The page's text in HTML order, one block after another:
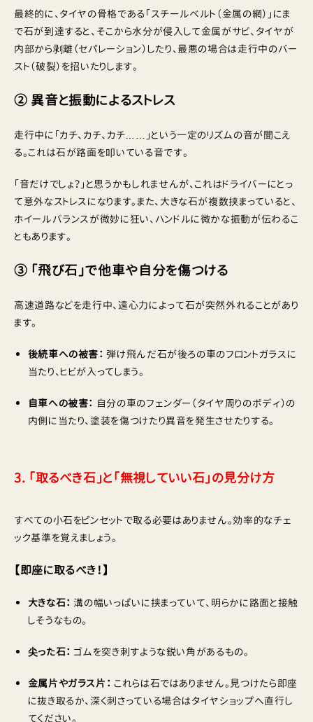
最終的に、タイヤの骨格である「スチールベルト（金属の網）」にま
で石が到達すると、そこから水分が侵入して金属がサビ、タイヤが
内部から剥離（セパレーション）したり、最悪の場合は走行中のバー
スト（破裂）を招いたりします。
② 異音と振動によるストレス
走行中に「カチ、カチ、カチ……」という一定のリズムの音が聞こえ
る。これは石が路面を叩いている音です。
「音だけでしょ？」と思うかもしれませんが、これはドライバーにとっ
て意外なストレスになります。また、大きな石が複数挟まっていると、
ホイールバランスが微妙に狂い、ハンドルに微かな振動が伝わるこ
ともあります。
③ 「飛び石」で他車や自分を傷つける
高速道路などを走行中、遠心力によって石が突然外れることがあり
ます。
後続車への被害： 弾け飛んだ石が後ろの車のフロントガラスに
当たり、ヒビが入ってしまう。
自車への被害： 自分の車のフェンダー（タイヤ周りのボディ）の
内側に当たり、塗装を傷つけたり異音を発生させたりする。
3. 「取るべき石」と「無視していい石」の見分け方
すべての小石をピンセットで取る必要はありません。効率的なチェ
ック基準を覚えましょう。
【即座に取るべき！】
大きな石： 溝の幅いっぱいに挟まっていて、明らかに路面と接触
しそうなもの。
尖った石： ゴムを突き刺すような鋭い角があるもの。
金属片やガラス片： これらは石ではありません。見つけたら即座
に抜き取るか、深く刺さっている場合はタイヤショップへ直行し
てください。